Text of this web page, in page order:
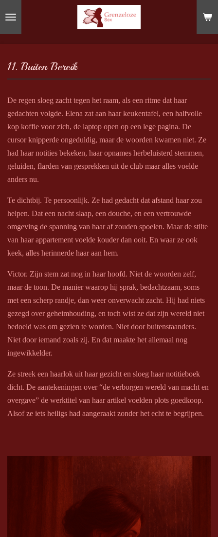
hoofdinhoud
11. Buiten Bereik
De regen sloeg zacht tegen het raam, als een ritme dat haar
gedachten volgde. Elena zat aan haar keukentafel, een halfvolle
kop koffie voor zich, de laptop open op een lege pagina. De
cursor knipperde ongeduldig, maar de woorden kwamen niet. Ze
had haar notities bekeken, haar opnames herbeluisterd stemmen,
geluiden, flarden van gesprekken uit de club maar alles voelde
anders nu.
Te dichtbij. Te persoonlijk. Ze had gedacht dat afstand haar zou
helpen. Dat een nacht slaap, een douche, en een vertrouwde
omgeving de spanning van haar af zouden spoelen. Maar de stilte
van haar appartement voelde kouder dan ooit. En waar ze ook
keek, alles herinnerde haar aan hem.
Victor. Zijn stem zat nog in haar hoofd. Niet de woorden zelf,
maar de toon. De manier waarop hij sprak, bedachtzaam, soms
met een scherp randje, dan weer onverwacht zacht. Hij had niets
gezegd over geheimhouding, en toch wist ze dat zijn wereld niet
bedoeld was om gezien te worden. Niet door buitenstaanders.
Niet door iemand zoals zij. En dat maakte het allemaal nog
ingewikkelder.
Ze streek een haarlok uit haar gezicht en sloeg haar notitieboek
dicht. De aantekeningen over “de verborgen wereld van macht en
overgave” de werktitel van haar artikel voelden plots goedkoop.
Alsof ze iets heiligs had aangeraakt zonder het echt te begrijpen.